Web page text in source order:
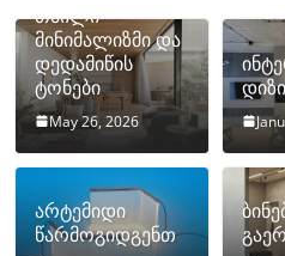
თბილი
მინიმალიზმი და
დედამიწის
ტონები
May 26, 2026
არტემიდი
წარმოგიდგენთ